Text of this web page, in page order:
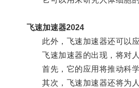
飞速加速器2024
此外，飞速加速器还可以应
飞速加速器的出现，将对人
首先，它的应用将推动科学
其次，飞速加速器还将为人